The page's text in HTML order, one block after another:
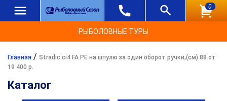
0
РЫБОЛОВНЫЕ ТУРЫ
Главная / Stradic ci4 FA PE на шпулю за один оборот ручки,(см) 88 от
19 400 р.
Каталог